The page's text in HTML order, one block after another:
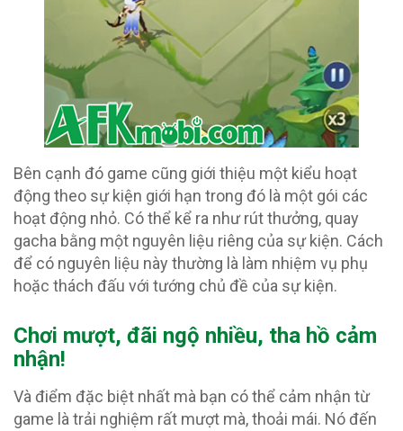
Bên cạnh đó game cũng giới thiệu một kiểu hoạt
động theo sự kiện giới hạn trong đó là một gói các
hoạt động nhỏ. Có thể kể ra như rút thưởng, quay
gacha bằng một nguyên liệu riêng của sự kiện. Cách
để có nguyên liệu này thường là làm nhiệm vụ phụ
hoặc thách đấu với tướng chủ đề của sự kiện.
Chơi mượt, đãi ngộ nhiều, tha hồ cảm
nhận!
Và điểm đặc biệt nhất mà bạn có thể cảm nhận từ
game là trải nghiệm rất mượt mà, thoải mái. Nó đến